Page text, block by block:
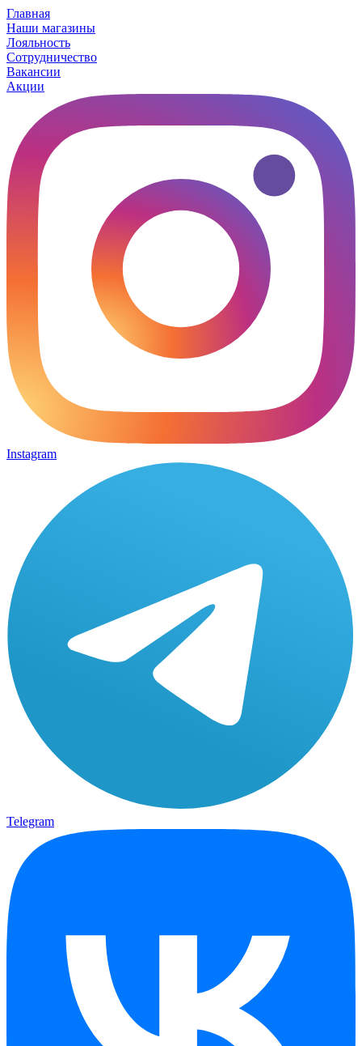
Главная
Наши магазины
Лояльность
Сотрудничество
Вакансии
Акции
Instagram
Telegram